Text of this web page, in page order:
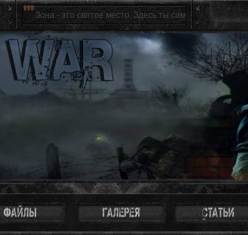
Зона - это святое место. Здесь ты сам себе хозяин, ты